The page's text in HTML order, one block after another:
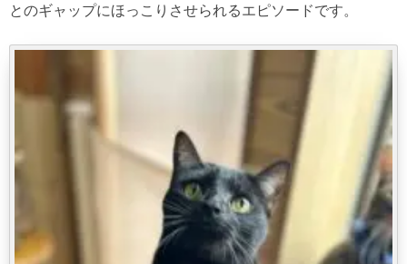
とのギャップにほっこりさせられるエピソードです。